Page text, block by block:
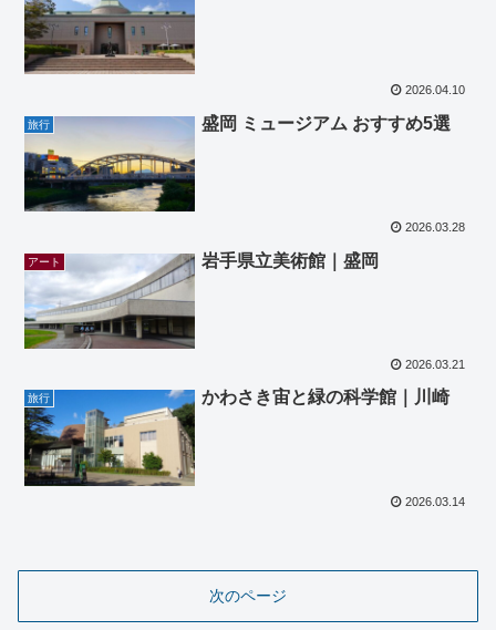
2026.04.10
旅行 盛岡 ミュージアム おすすめ5選
2026.03.28
アート 岩手県立美術館｜盛岡
2026.03.21
旅行 かわさき宙と緑の科学館｜川崎
2026.03.14
次のページ